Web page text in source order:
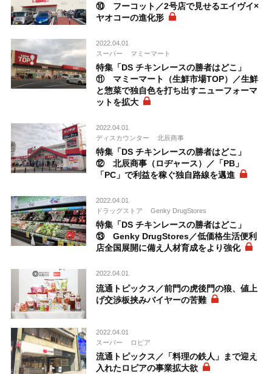
⑩ フーコット／2号店で見せるエイヴイ×
ヤオコーの進化形
2022.04.01
スーパー
マミーマート
特集「DS チキンレースの勝者はどこ」
⑪ マミーマート（生鮮市場TOP）／生鮮
と惣菜で独自色を打ち出すニューフォーマ
ットを拡大
2022.04.01
ディスカウンター
北辰商事
特集「DS チキンレースの勝者はどこ」
⑫ 北辰商事（ロヂャース）／「PB」
「PC」で利益を稼ぐ独自路線を邁進
2022.04.01
ドラッグストア
Genky DrugStores
特集「DS チキンレースの勝者はどこ」
⑬ Genky DrugStores／低価格生活便利
店全国展開に備え人材育成をより強化
2022.04.01
流通トピックス／前門の虎後門の狼、値上
げ交渉板挟みバイヤーの苦難
2022.04.01
スーパー
ロピア
流通トピックス／「料理の鉄人」まで迎え
入れたロピアの事業拡大欲